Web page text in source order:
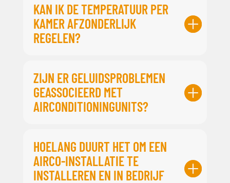
KAN IK DE TEMPERATUUR PER
KAMER AFZONDERLIJK
REGELEN?
ZIJN ER GELUIDSPROBLEMEN
GEASSOCIEERD MET
AIRCONDITIONINGUNITS?
HOELANG DUURT HET OM EEN
AIRCO-INSTALLATIE TE
INSTALLEREN EN IN BEDRIJF